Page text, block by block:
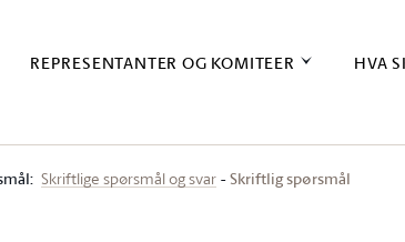
REPRESENTANTER OG KOMITEER HVA
Skriftlige spørsmål og svar Skriftlig spørsmål